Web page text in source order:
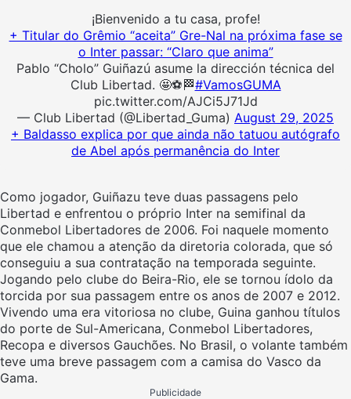
¡Bienvenido a tu casa, profe!
+ Titular do Grêmio “aceita” Gre-Nal na próxima fase se
o Inter passar: “Claro que anima”
Pablo “Cholo” Guiñazú asume la dirección técnica del
Club Libertad. 🤩⚽️🏁#VamosGUMA
pic.twitter.com/AJCi5J71Jd
— Club Libertad (@Libertad_Guma) August 29, 2025
+ Baldasso explica por que ainda não tatuou autógrafo
de Abel após permanência do Inter
Como jogador, Guiñazu teve duas passagens pelo
Libertad e enfrentou o próprio Inter na semifinal da
Conmebol Libertadores de 2006. Foi naquele momento
que ele chamou a atenção da diretoria colorada, que só
conseguiu a sua contratação na temporada seguinte.
Jogando pelo clube do Beira-Rio, ele se tornou ídolo da
torcida por sua passagem entre os anos de 2007 e 2012.
Vivendo uma era vitoriosa no clube, Guina ganhou títulos
do porte de Sul-Americana, Conmebol Libertadores,
Recopa e diversos Gauchões. No Brasil, o volante também
teve uma breve passagem com a camisa do Vasco da
Gama.
Publicidade